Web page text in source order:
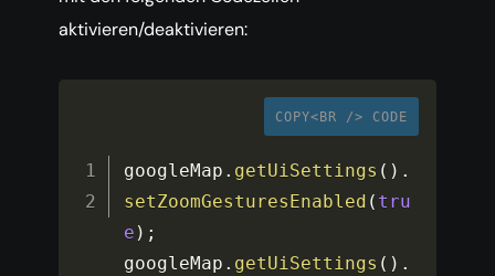
aktivieren/deaktivieren:
COPY<BR /> CODE
googleMap . getUiSettings ( ) .
setZoomGesturesEnabled ( tru
e ) ;
googleMap . getUiSettings ( ) .